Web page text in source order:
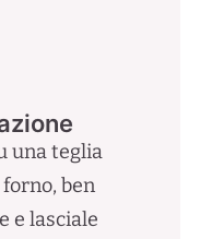
una teglia
ben
e lasciale